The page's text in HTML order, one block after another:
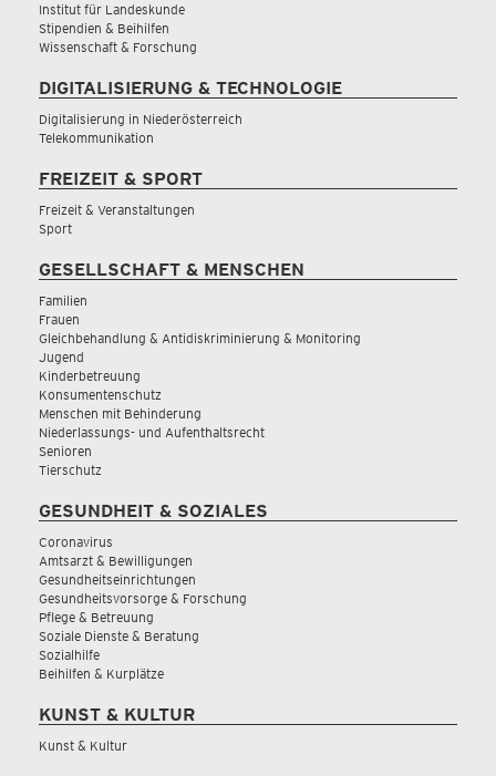
Institut für Landeskunde
Stipendien & Beihilfen
Wissenschaft & Forschung
DIGITALISIERUNG & TECHNOLOGIE
Digitalisierung in Niederösterreich
Telekommunikation
FREIZEIT & SPORT
Freizeit & Veranstaltungen
Sport
GESELLSCHAFT & MENSCHEN
Familien
Frauen
Gleichbehandlung & Antidiskriminierung & Monitoring
Jugend
Kinderbetreuung
Konsumentenschutz
Menschen mit Behinderung
Niederlassungs- und Aufenthaltsrecht
Senioren
Tierschutz
GESUNDHEIT & SOZIALES
Coronavirus
Amtsarzt & Bewilligungen
Gesundheitseinrichtungen
Gesundheitsvorsorge & Forschung
Pflege & Betreuung
Soziale Dienste & Beratung
Sozialhilfe
Beihilfen & Kurplätze
KUNST & KULTUR
Kunst & Kultur